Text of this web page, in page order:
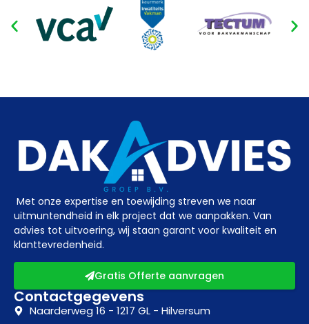
Met onze expertise en toewijding streven we naar
uitmuntendheid in elk project dat we aanpakken. Van
advies tot uitvoering, wij staan garant voor kwaliteit en
klanttevredenheid.
Gratis Offerte aanvragen
Contactgegevens
Naarderweg 16 - 1217 GL - Hilversum